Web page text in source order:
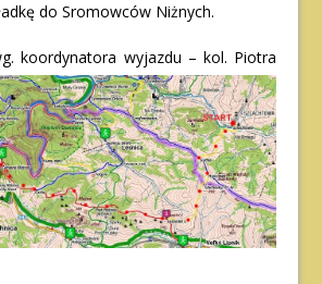
do Sromowców Niżnych.
koordynatora wyjazdu – kol. Piotra